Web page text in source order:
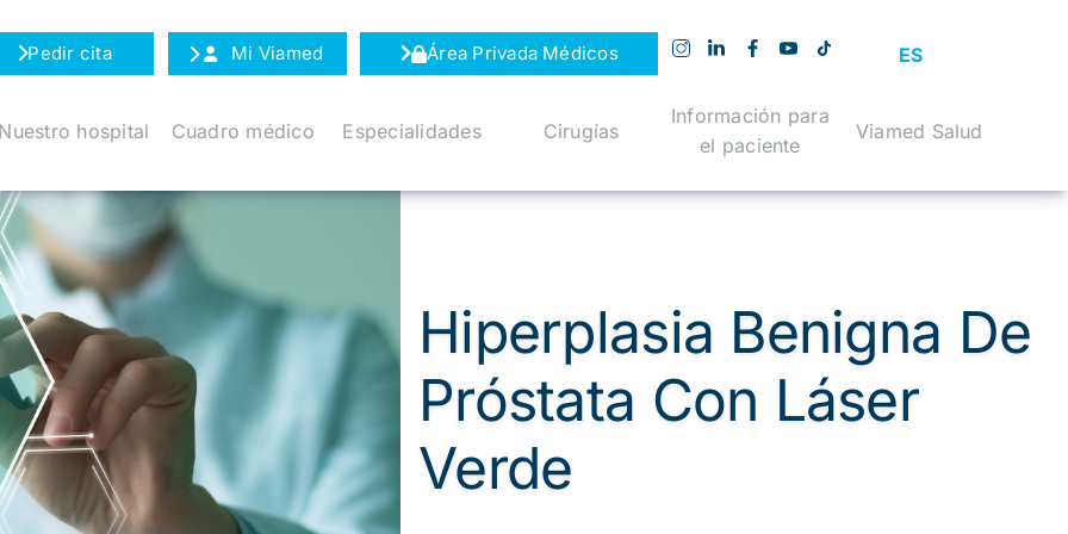
Pedir cita Mi Viamed Área Privada Médicos ES
Nuestro hospital Cuadro médico Especialidades Cirugías
Información para
el paciente
Viamed Salud
Hiperplasia Benigna De
Próstata Con Láser
Verde